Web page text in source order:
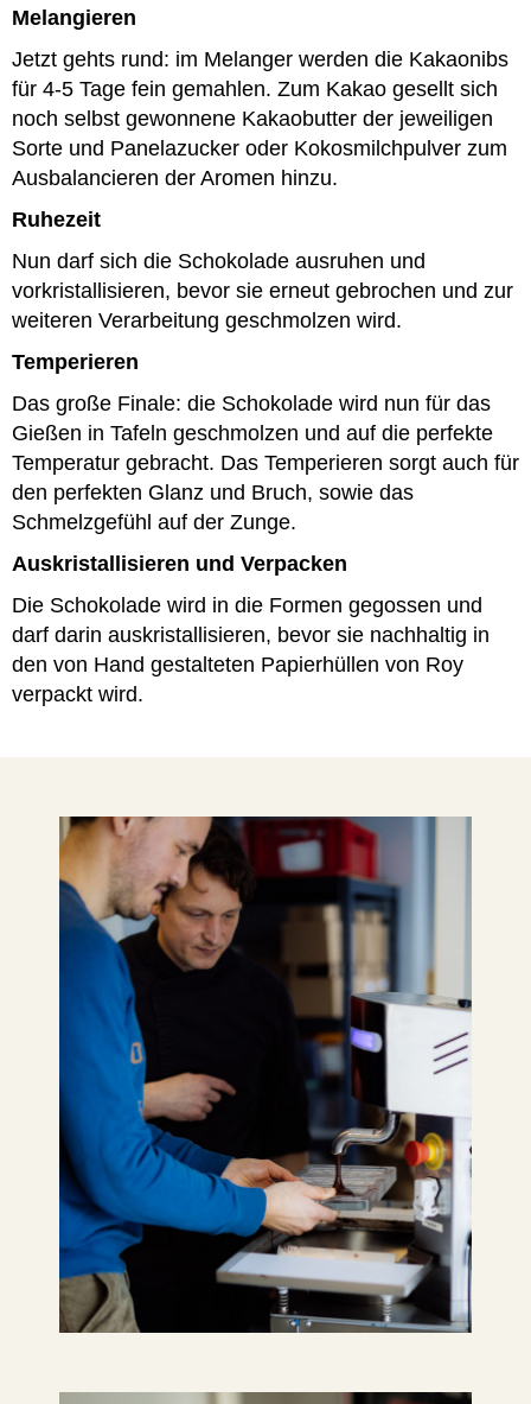
Melangieren
Jetzt gehts rund: im Melanger werden die Kakaonibs
für 4-5 Tage fein gemahlen. Zum Kakao gesellt sich
noch selbst gewonnene Kakaobutter der jeweiligen
Sorte und Panelazucker oder Kokosmilchpulver zum
Ausbalancieren der Aromen hinzu.
Ruhezeit
Nun darf sich die Schokolade ausruhen und
vorkristallisieren, bevor sie erneut gebrochen und zur
weiteren Verarbeitung geschmolzen wird.
Temperieren
Das große Finale: die Schokolade wird nun für das
Gießen in Tafeln geschmolzen und auf die perfekte
Temperatur gebracht. Das Temperieren sorgt auch für
den perfekten Glanz und Bruch, sowie das
Schmelzgefühl auf der Zunge.
Auskristallisieren und Verpacken
Die Schokolade wird in die Formen gegossen und
darf darin auskristallisieren, bevor sie nachhaltig in
den von Hand gestalteten Papierhüllen von Roy
verpackt wird.